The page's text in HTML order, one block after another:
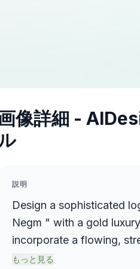
像詳細 -
説明
Design a sophisticated
Negm " with a gold
incorporate a flowing,
name elegantly
もっと見る